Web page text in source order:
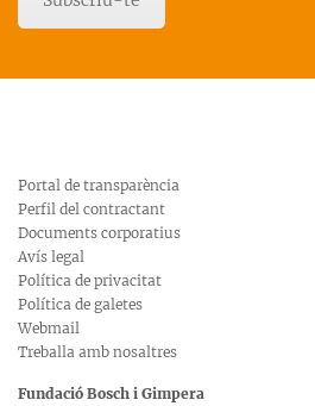
Portal de transparència
Perfil del contractant
Documents corporatius
Avís legal
Política de privacitat
Política de galetes
Webmail
Treballa amb nosaltres
Fundació Bosch i Gimpera